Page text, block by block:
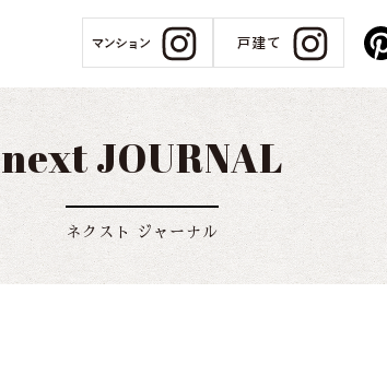
next JOURNAL
ネクスト ジャーナル